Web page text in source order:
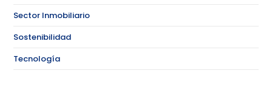
Sector Inmobiliario
Sostenibilidad
Tecnología